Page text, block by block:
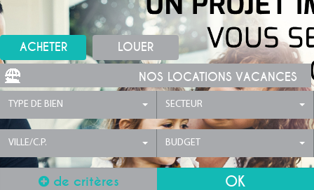
ACHETER LOUER
NOS LOCATIONS VACANCES
TYPE DE BIEN SECTEUR
VILLE/C.P. BUDGET
de critères